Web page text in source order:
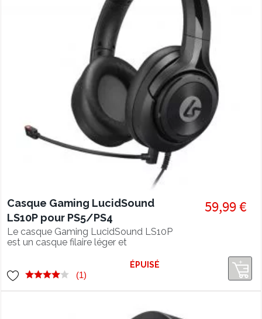
Casque Gaming LucidSound
LS10P pour PS5/PS4
Le casque Gaming LucidSound LS10P
est un casque filaire léger et
59,99 €
(1)
ÉPUISÉ